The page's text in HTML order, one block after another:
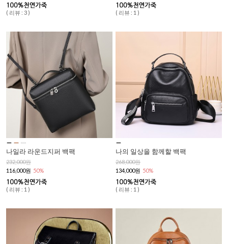
( 리뷰 : 3 ) ( 리뷰 : 1 )
나일라 라운드지퍼 백팩
232,000원
116,000원 50%
( 리뷰 : 1 )
나의 일상을 함께할 백팩
268,000원
134,000원 50%
( 리뷰 : 1 )